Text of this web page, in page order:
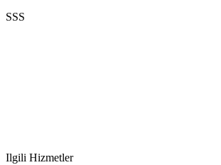
SSS
Ilgili Hizmetler